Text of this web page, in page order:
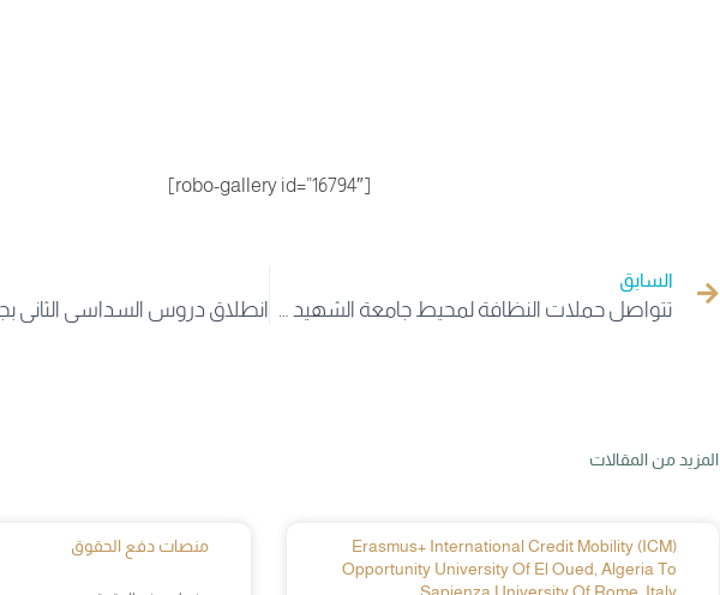
[robo-gallery id=”16794″]
السابق
تتواصل حملات النظافة لمحيط جامعة الشهيد حمه لخضر يومي 31/30 جانفي 2023.
المزيد من المقالات
Erasmus+ International Credit Mobility (ICM)
Opportunity University Of El Oued, Algeria To
منصات دفع الحقوق